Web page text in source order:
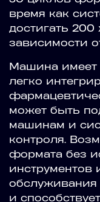
время как
достигать 200
зависимости
Машина имеет
легко
может быть
машинам и
контроля.
формата без
инструментов
обслуживания
и